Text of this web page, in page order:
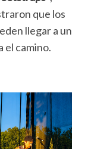
que los
llegar a un
el camino.